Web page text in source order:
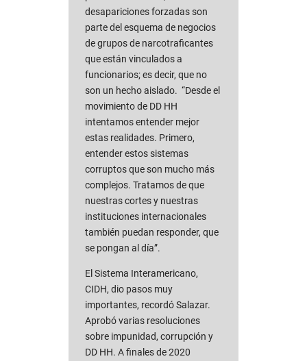
desapariciones forzadas son
parte del esquema de negocios
de grupos de narcotraficantes
que están vinculados a
funcionarios; es decir, que no
son un hecho aislado. “Desde el
movimiento de DD HH
intentamos entender mejor
estas realidades. Primero,
entender estos sistemas
corruptos que son mucho más
complejos. Tratamos de que
nuestras cortes y nuestras
instituciones internacionales
también puedan responder, que
se pongan al día”.
El Sistema Interamericano,
CIDH, dio pasos muy
importantes, recordó Salazar.
Aprobó varias resoluciones
sobre impunidad, corrupción y
DD HH. A finales de 2020